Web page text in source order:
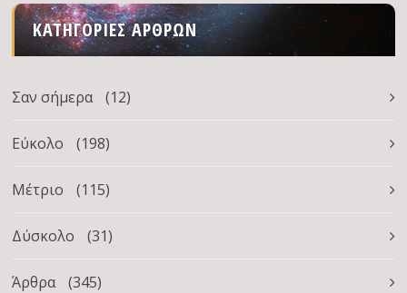
ΚΑΤΗΓΟΡΊΕΣ ΆΡΘΡΩΝ
Σαν σήμερα (12)
Εύκολο (198)
Μέτριο (115)
Δύσκολο (31)
Άρθρα
(345)